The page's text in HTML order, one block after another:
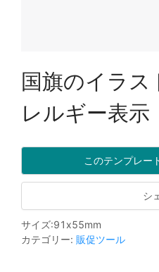
国旗のイラス
レルギー表示
このテンプレー
シ
サイズ:91 x55mm
カテゴリー: 販促ツール